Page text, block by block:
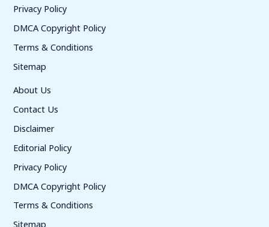
Privacy Policy
DMCA Copyright Policy
Terms & Conditions
Sitemap
About Us
Contact Us
Disclaimer
Editorial Policy
Privacy Policy
DMCA Copyright Policy
Terms & Conditions
Sitemap